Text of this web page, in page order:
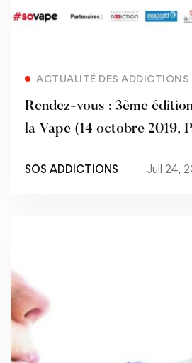
ACTUALITÉ DES ADDICTIONS
Rendez-vous : 3ème
la Vape (14 octobre 2019,
SOS ADDICTIONS Juil 24,